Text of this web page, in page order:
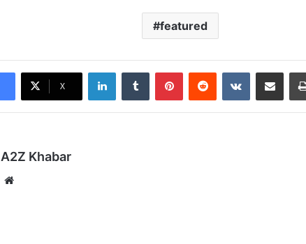
featured
X
LinkedInTumblr PinterestReddit VKontakteShare via Email
A2Z Khabar